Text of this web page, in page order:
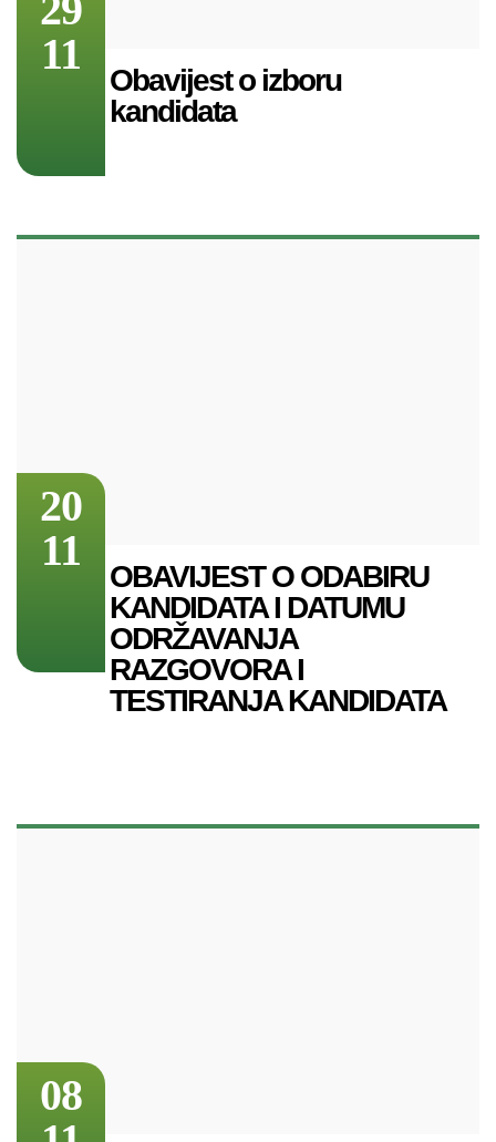
11
Obavijest o izboru
kandidata
20
11
OBAVIJEST O ODABIRU
KANDIDATA I DATUMU
ODRŽAVANJA
RAZGOVORA I
TESTIRANJA KANDIDATA
08